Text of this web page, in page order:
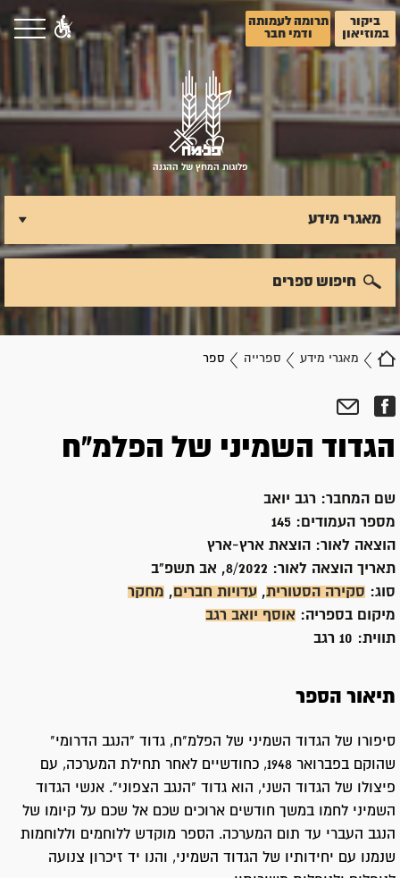
ביקור
במוזיאון
תרומה לעמותה
ודמי חבר
פלוגות המחץ של ההגנה
מאגרי מידע ספרייה ספר
מאגרי מידע
חיפוש ספרים
הגדוד השמיני של הפלמ"ח
שם המחבר: רגב יואב
מספר העמודים: 145
הוצאה לאור:
הוצאת ארץ-ארץ
תאריך הוצאה לאור:
סוג: סקירה הסטורית, עדויות חברים , מחקר
מיקום בספריה: אוסף יואב רגב
תווית: 10 רגב
תיאור הספר
סיפורו של הגדוד השמיני של הפלמ"ח, גדוד "הנגב הדרומי"
שהוקם בפברואר 1948, כחודשיים לאחר תחילת המערכה, עם
פיצולו של הגדוד השני, הוא גדוד "הנגב הצפוני". אנשי הגדוד
השמיני לחמו במשך חודשים ארוכים שכם אל שכם על קיומו של
הנגב העברי עד תום המערכה. הספר מוקדש ללוחמים וללוחמות
שנמנו עם יחידותיו של הגדוד השמיני, והנו יד זיכרון צנועה